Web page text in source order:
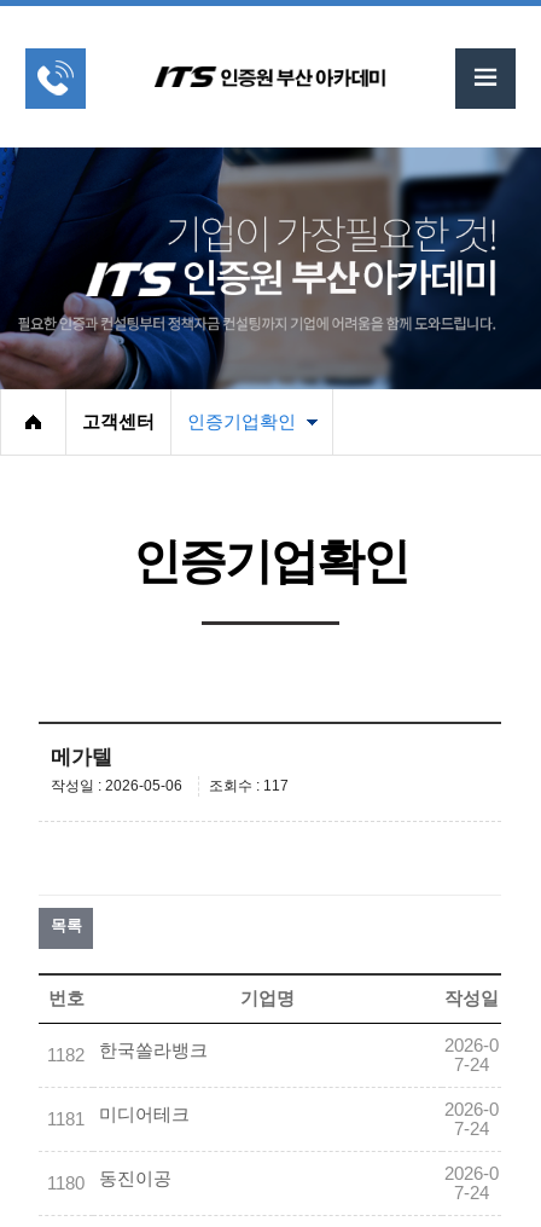
고객센터 인증기업확인
인증기업확인
메가텔
작성일 : 2026-05-06 조회수 : 117
목록
번호 기업명 작성일
1182 한국쏠라뱅크
2026-0
7-24
1181 미디어테크
2026-0
7-24
1180 동진이공
2026-0
7-24